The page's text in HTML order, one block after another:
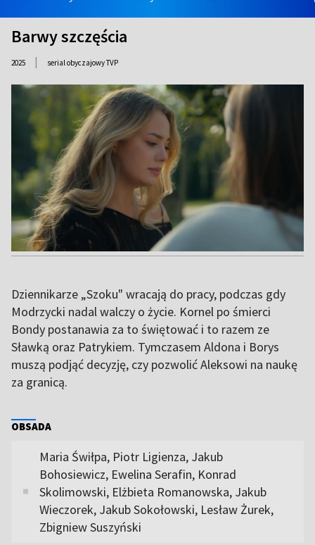
Barwy szczęścia
2025 | serial obyczajowy TVP
Dziennikarze „Szoku" wracają do pracy, podczas gdy
Modrzycki nadal walczy o życie. Kornel po śmierci
Bondy postanawia za to świętować i to razem ze
Sławką oraz Patrykiem. Tymczasem Aldona i Borys
muszą podjąć decyzję, czy pozwolić Aleksowi na naukę
za granicą.
OBSADA
Maria Świłpa, Piotr Ligienza, Jakub
Bohosiewicz, Ewelina Serafin, Konrad
Skolimowski, Elżbieta Romanowska, Jakub
Wieczorek, Jakub Sokołowski, Lesław Żurek,
Zbigniew Suszyński